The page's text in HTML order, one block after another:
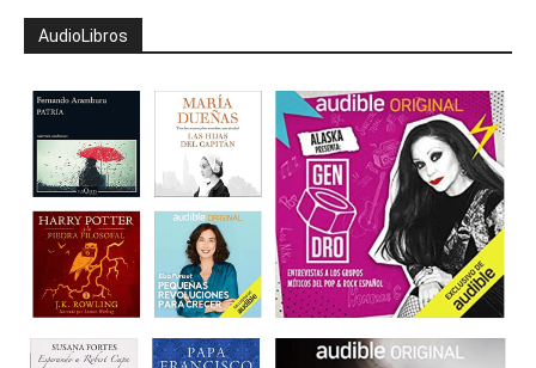
AudioLibros